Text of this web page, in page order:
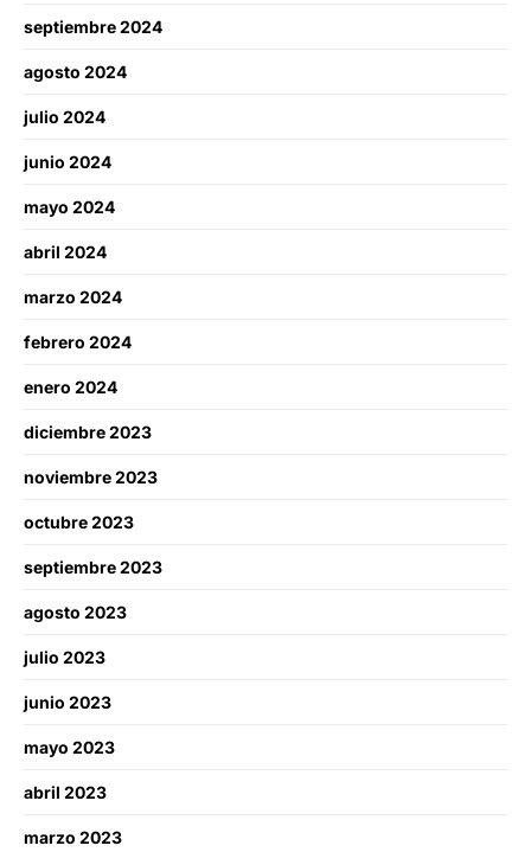
septiembre 2024
agosto 2024
julio 2024
junio 2024
mayo 2024
abril 2024
marzo 2024
febrero 2024
enero 2024
diciembre 2023
noviembre 2023
octubre 2023
septiembre 2023
agosto 2023
julio 2023
junio 2023
mayo 2023
abril 2023
marzo 2023